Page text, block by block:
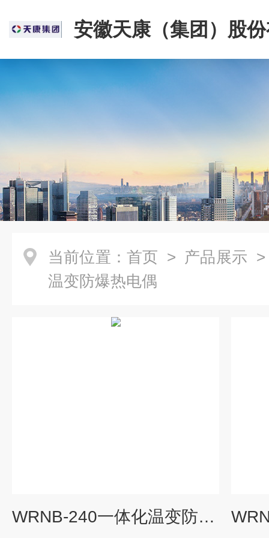
安徽天康（集团）股
司
当前位置： 首页 > 产品展示
温变防爆热电偶
WRNB-240一体化温变防爆热电偶